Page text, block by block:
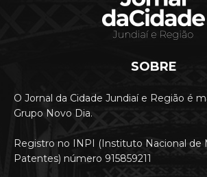
SOBRE
O Jornal da Cidade Jundiaí e Região é
Grupo Novo Dia.
Registro no INPI (Instituto Nacional de
Patentes) número 915859211